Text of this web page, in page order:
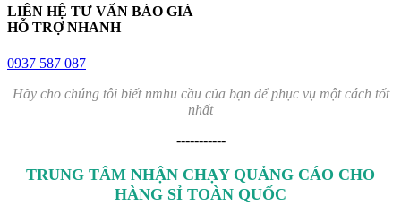
LIÊN HỆ TƯ VẤN BÁO GIÁ
HỖ TRỢ NHANH
0937 587 087
Hãy cho chúng tôi biết nmhu cầu của bạn để phục vụ một cách tốt
nhất
-----------
TRUNG TÂM NHẬN CHẠY QUẢNG CÁO CHO
HÀNG SỈ TOÀN QUỐC